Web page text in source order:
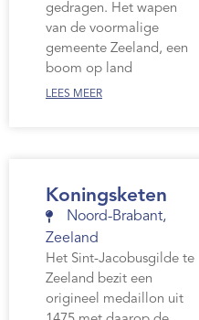
gedragen. Het wapen
van de voormalige
gemeente Zeeland, een
boom op land
LEES MEER
Koningsketen
Noord-Brabant,
Zeeland
Het Sint-Jacobusgilde te
Zeeland bezit een
origineel medaillon uit